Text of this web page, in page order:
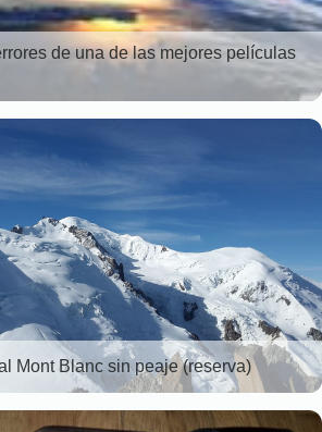
de una de las mejores películas
Mont Blanc sin peaje (reserva)